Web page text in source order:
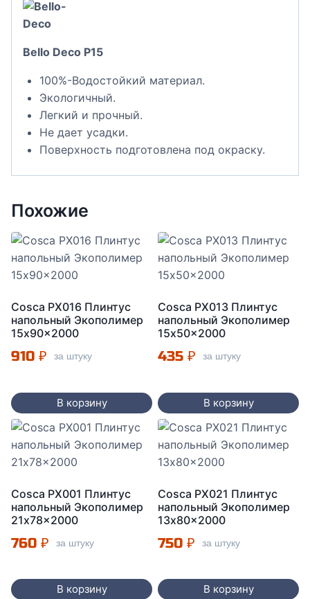
Bello Deco P15
100%-Водостойкий материал.
Экологичный.
Легкий и прочный.
Не дает усадки.
Поверхность подготовлена под окраску.
Похожие
Cosca PX016 Плинтус
напольный Экополимер
15x90x2000
910 ₽ за штуку
В корзину
Cosca PX013 Плинтус
напольный Экополимер
15x50x2000
435 ₽ за штуку
В корзину
Cosca PX001 Плинтус
напольный Экополимер
21x78x2000
760 ₽ за штуку
В корзину
Cosca PX021 Плинтус
напольный Экополимер
13x80x2000
750 ₽ за штуку
В корзину